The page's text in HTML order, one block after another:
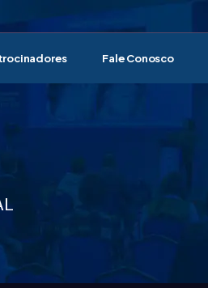
Fale Conosco